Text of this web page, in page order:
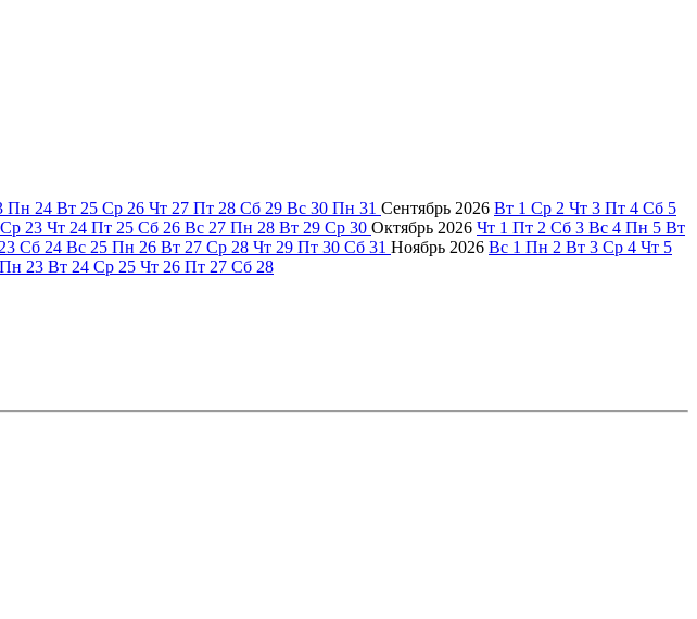
Пн 24 Вт 25 Ср 26 Чт 27 Пт 28 Сб 29 Вс 30 Пн 31 Сентябрь 2026 Вт 1 Ср 2 Чт 3 Пт 4 Сб 5
Ср 23 Чт 24 Пт 25 Сб 26 Вс 27 Пн 28 Вт 29 Ср 30 Октябрь 2026 Чт 1 Пт 2 Сб 3 Вс 4 Пн 5 Вт
23 Сб 24 Вс 25 Пн 26 Вт 27 Ср 28 Чт 29 Пт 30 Сб 31 Ноябрь 2026 Вс 1 Пн 2 Вт 3 Ср 4 Чт 5
Пн 23 Вт 24 Ср 25 Чт 26 Пт 27 Сб 28